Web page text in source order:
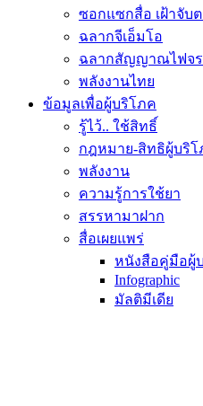
ซอกแซกสื่อ เฝ้าจับ
ฉลากจีเอ็มโอ
ฉลากสัญญาณไฟจร
พลังงานไทย
ข้อมูลเพื่อผู้บริโภค
รู้ไว้.. ใช้สิทธิ์
กฎหมาย-สิทธิผู้บริโ
พลังงาน
ความรู้การใช้ยา
สรรหามาฝาก
สื่อเผยแพร่
หนังสือคู่มือผู้
Infographic
มัลติมีเดีย